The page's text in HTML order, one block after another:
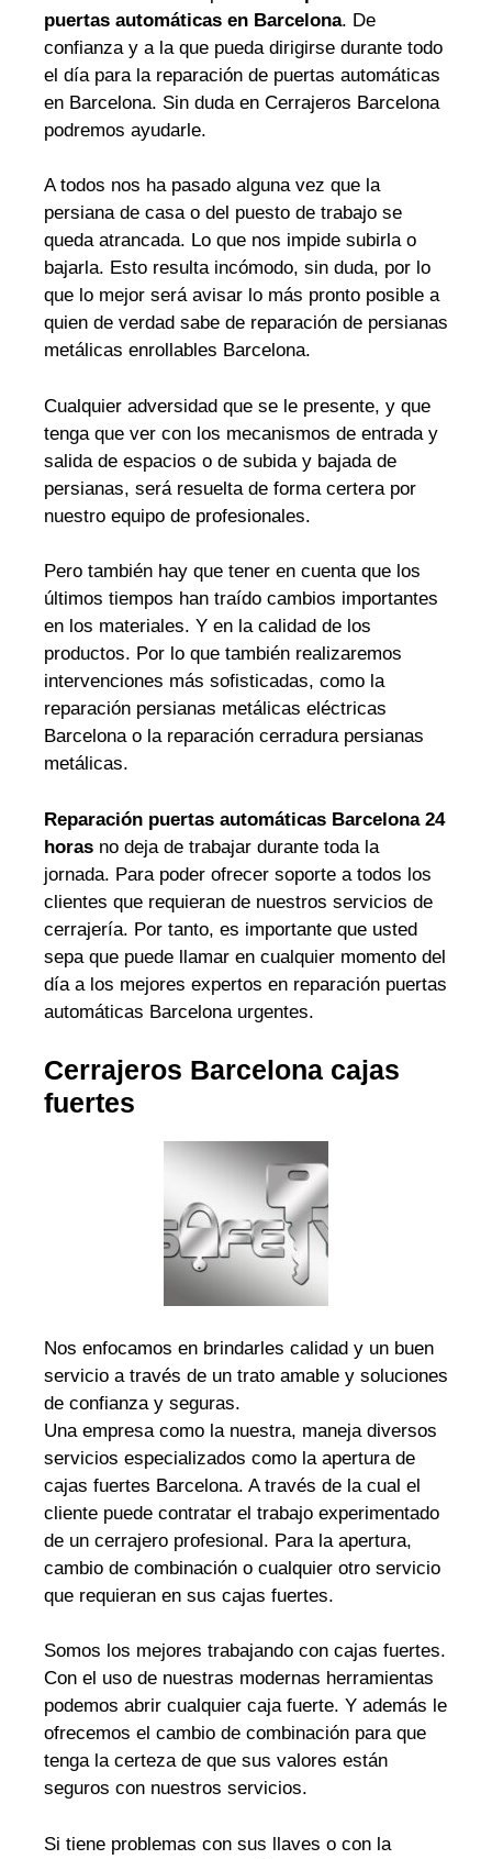
puertas automáticas en Barcelona. De
confianza y a la que pueda dirigirse durante todo
el día para la reparación de puertas automáticas
en Barcelona. Sin duda en Cerrajeros Barcelona
podremos ayudarle.
A todos nos ha pasado alguna vez que la
persiana de casa o del puesto de trabajo se
queda atrancada. Lo que nos impide subirla o
bajarla. Esto resulta incómodo, sin duda, por lo
que lo mejor será avisar lo más pronto posible a
quien de verdad sabe de reparación de persianas
metálicas enrollables Barcelona.
Cualquier adversidad que se le presente, y que
tenga que ver con los mecanismos de entrada y
salida de espacios o de subida y bajada de
persianas, será resuelta de forma certera por
nuestro equipo de profesionales.
Pero también hay que tener en cuenta que los
últimos tiempos han traído cambios importantes
en los materiales. Y en la calidad de los
productos. Por lo que también realizaremos
intervenciones más sofisticadas, como la
reparación persianas metálicas eléctricas
Barcelona o la reparación cerradura persianas
metálicas.
Reparación puertas automáticas Barcelona 24
horas no deja de trabajar durante toda la
jornada. Para poder ofrecer soporte a todos los
clientes que requieran de nuestros servicios de
cerrajería. Por tanto, es importante que usted
sepa que puede llamar en cualquier momento del
día a los mejores expertos en reparación puertas
automáticas Barcelona urgentes.
Cerrajeros Barcelona cajas
fuertes
Nos enfocamos en brindarles calidad y un buen
servicio a través de un trato amable y soluciones
de confianza y seguras.
Una empresa como la nuestra, maneja diversos
servicios especializados como la apertura de
cajas fuertes Barcelona. A través de la cual el
cliente puede contratar el trabajo experimentado
de un cerrajero profesional. Para la apertura,
cambio de combinación o cualquier otro servicio
que requieran en sus cajas fuertes.
Somos los mejores trabajando con cajas fuertes.
Con el uso de nuestras modernas herramientas
podemos abrir cualquier caja fuerte. Y además le
ofrecemos el cambio de combinación para que
tenga la certeza de que sus valores están
seguros con nuestros servicios.
Si tiene problemas con sus llaves o con la